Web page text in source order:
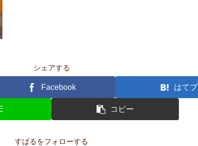
シェアする
Facebook はてブ
コピー
すばるをフォローする